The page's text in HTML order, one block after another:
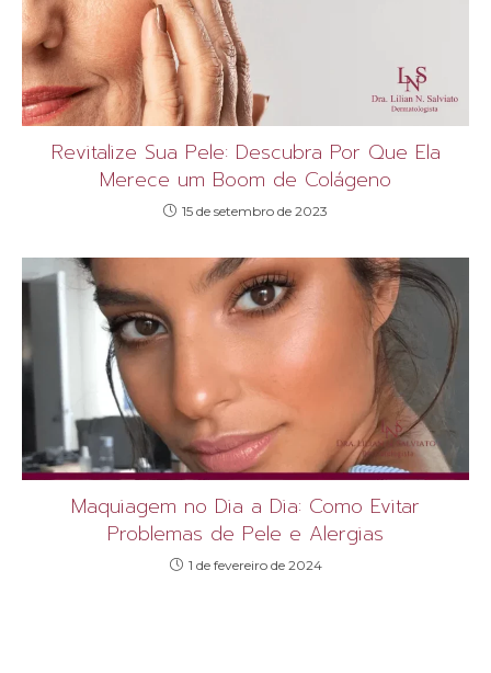
Revitalize Sua Pele: Descubra Por Que Ela
Merece um Boom de Colágeno
15 de setembro de 2023
Maquiagem no Dia a Dia: Como Evitar
Problemas de Pele e Alergias
1 de fevereiro de 2024